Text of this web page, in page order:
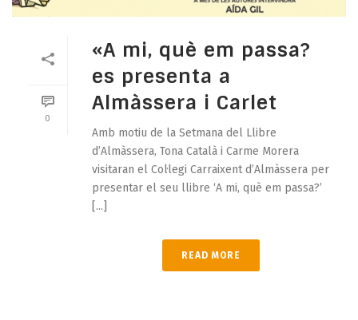
0
«A mi, què em passa?
es presenta a
Almàssera i Carlet
Amb motiu de la Setmana del Llibre
d’Almàssera, Tona Català i Carme Morera
visitaran el Col·legi Carraixent d’Almàssera per
presentar el seu llibre ‘A mi, què em passa?’
[...]
READ MORE